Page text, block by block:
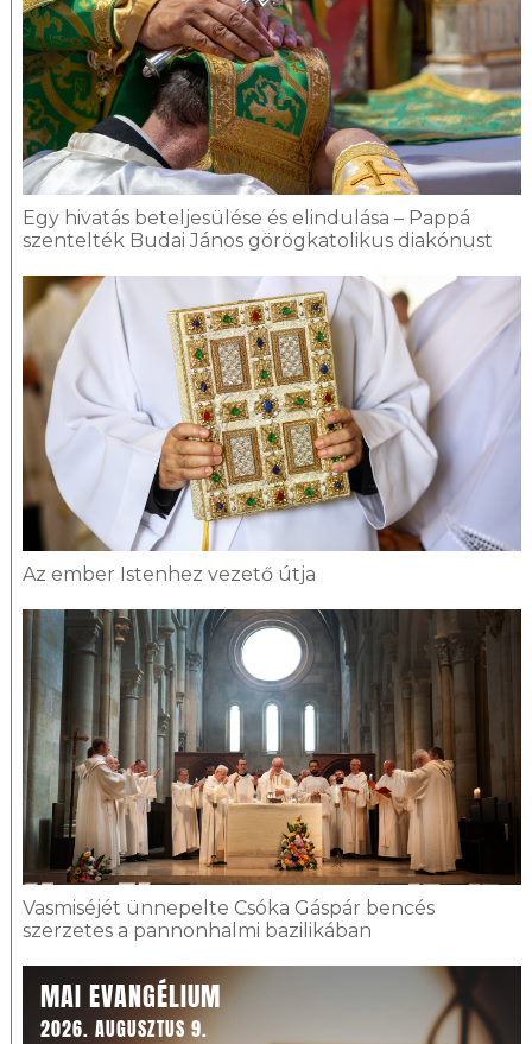
Egy hivatás beteljesülése és elindulása – Pappá
szentelték Budai János görögkatolikus diakónust
Az ember Istenhez vezető útja
Vasmiséjét ünnepelte Csóka Gáspár bencés
szerzetes a pannonhalmi bazilikában
MAI EVANGÉLIUM
2026. AUGUSZTUS 9.